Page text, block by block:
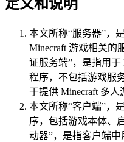
定义和说明
本文所称“服务器”，
Minecraft 游戏相关的
证服务端”，是指用
程序，不包括游戏服
于提供 Minecraft 多人
本文所称“客户端”，
序，包括游戏本体、
动器”，是指客户端中